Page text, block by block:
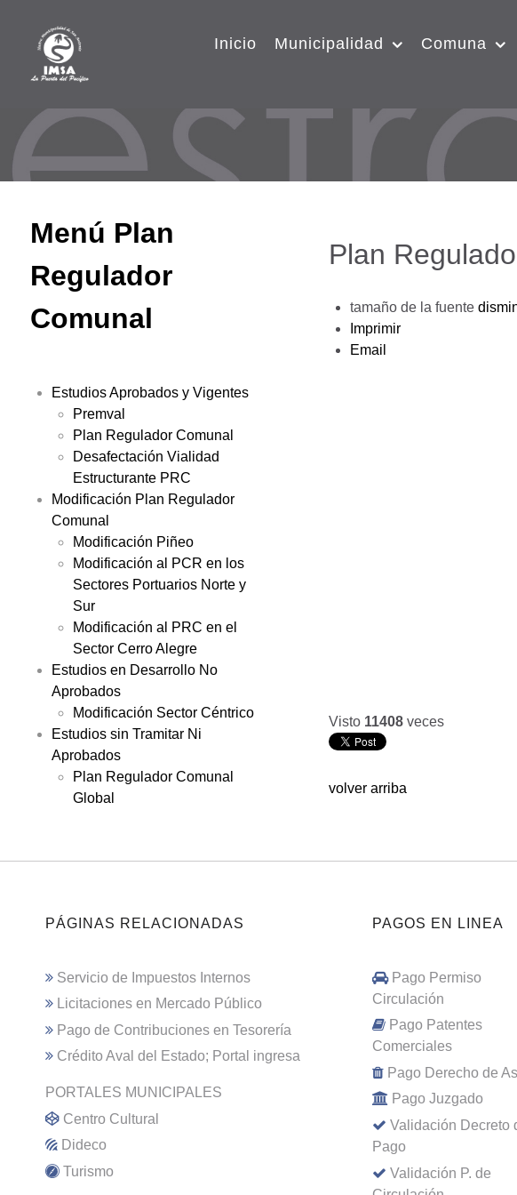
Inicio Municipalidad Comuna
Menú Plan
Regulador
Comunal
Estudios Aprobados y Vigentes
Premval
Plan Regulador Comunal
Desafectación Vialidad
Estructurante PRC
Modificación Plan Regulador
Comunal
Modificación Piñeo
Modificación al PCR en los
Sectores Portuarios Norte y
Sur
Modificación al PRC en el
Sector Cerro Alegre
Estudios en Desarrollo No
Aprobados
Modificación Sector Céntrico
Estudios sin Tramitar Ni
Aprobados
Plan Regulador Comunal
Global
Plan
tamaño de la fuente
Imprimir
Email
Visto 11408 veces
volver arriba
PÁGINAS RELACIONADAS
Servicio de Impuestos Internos
Licitaciones en Mercado Público
Pago de Contribuciones en Tesorería
Crédito Aval del Estado; Portal ingresa
PORTALES MUNICIPALES
Centro Cultural
Dideco
Turismo
PAGOS EN LINEA
Pago Permiso
Circulación
Pago Patentes
Comerciales
Pago Derecho de
Pago Juzgado
Validación Decreto
Pago
Validación P. de